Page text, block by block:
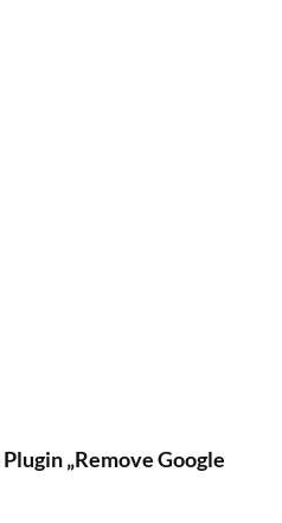
Plugin „Remove Google